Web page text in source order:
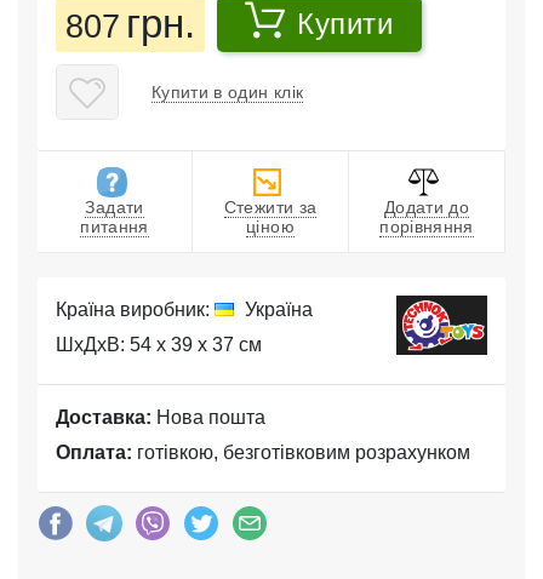
807 грн. Купити
Купити в один клік
Задати
питання
Стежити за
ціною
Додати до
порівняння
Країна виробник:
Україна
ШхДхВ: 54 x 39 x 37 см
Доставка: Нова пошта
Оплата: готівкою, безготівковим розрахунком